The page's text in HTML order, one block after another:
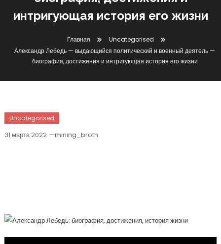
интригующая история его жизни
Главная
Uncategorised
Александр Лебедь — выдающийся политический и военный деятель —
биография, достижения и интригующая история его жизни
Uncategorised
31 марта 2022 mining_broth